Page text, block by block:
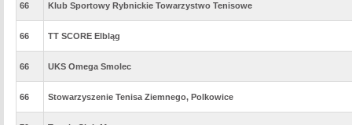
66 Klub Sportowy Rybnickie Towarzystwo Tenisowe
66 TT SCORE Elbląg
66 UKS Omega Smolec
66 Stowarzyszenie Tenisa Ziemnego, Polkowice